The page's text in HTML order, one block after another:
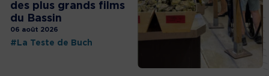
des plus grands films
du Bassin
06 août 2026
#La Teste de Buch